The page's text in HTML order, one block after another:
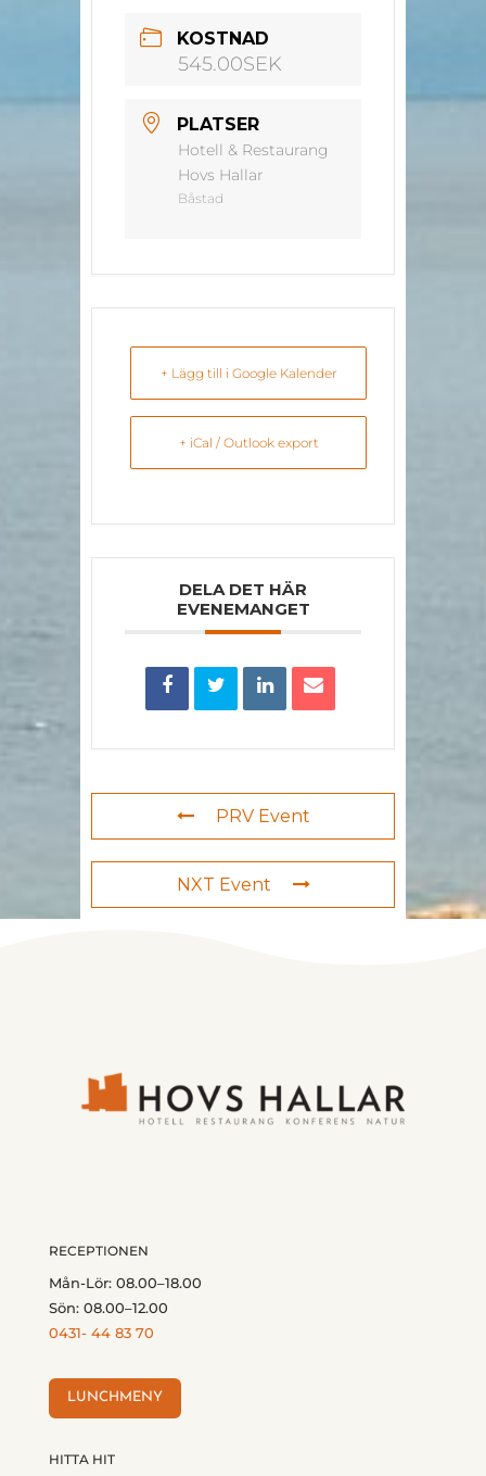
KOSTNAD
545.00SEK
PLATSER
Hotell & Restaurang
Hovs Hallar
Båstad
+ Lägg till i Google Kalender
+ iCal / Outlook export
DELA DET HÄR
EVENEMANGET
PRV Event
NXT Event
RECEPTIONEN
Mån-Lör: 08.00–18.00
Sön: 08.00–12.00
0431- 44 83 70
LUNCHMENY
HITTA HIT